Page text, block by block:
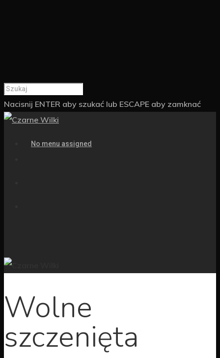
Nacisnij ENTER aby szukać lub ESCAPE aby zamknać
No menu assigned
Wolne
szczenięta